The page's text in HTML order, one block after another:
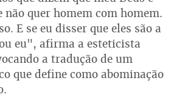
quer homem com homem.
E se eu disser que eles são a
eu", afirma a esteticista
a tradução de um
que define como abominação